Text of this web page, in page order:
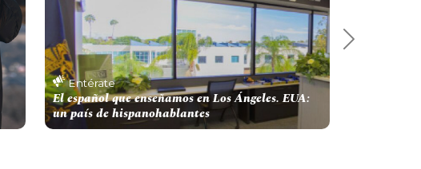
Entérate
El español que enseñamos en Los Ángeles. EUA:
un país de hispanohablantes
Next 7